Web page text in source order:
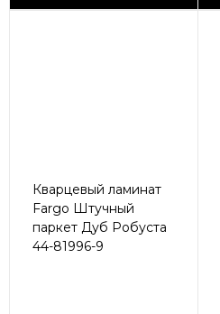
Кварцевый ламинат
Fargo Штучный
паркет Дуб Робуста
44-81996-9